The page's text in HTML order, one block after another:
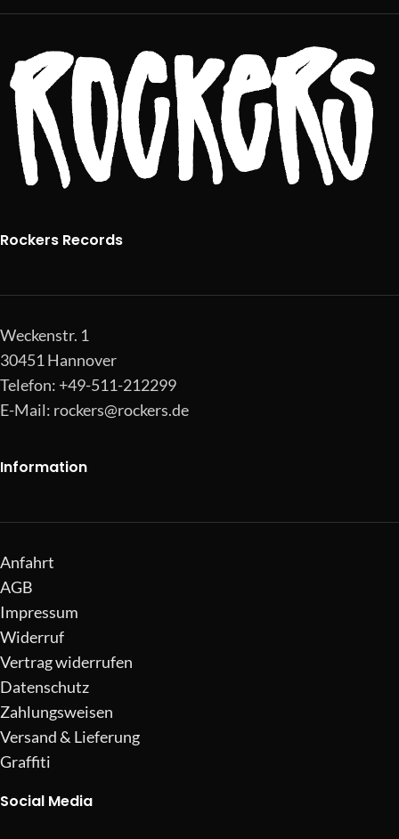
Rockers Records
Weckenstr. 1
30451 Hannover
Telefon: +49-511-212299
E-Mail: rockers@rockers.de
Information
Anfahrt
AGB
Impressum
Widerruf
Vertrag widerrufen
Datenschutz
Zahlungsweisen
Versand & Lieferung
Graffiti
Social Media